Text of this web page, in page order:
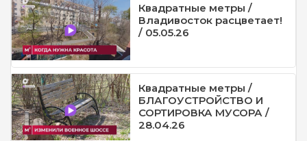
Квадратные метры /
Владивосток расцветает!
/ 05.05.26
Квадратные метры /
БЛАГОУСТРОЙСТВО И
СОРТИРОВКА МУСОРА /
28.04.26